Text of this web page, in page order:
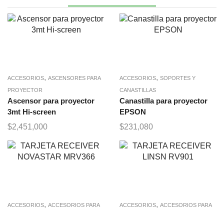
ACCESORIOS, ASCENSORES PARA
PROYECTOR
Ascensor para proyector
3mt Hi-screen
$2,451,000
ACCESORIOS, SOPORTES Y
CANASTILLAS
Canastilla para proyector
EPSON
$231,080
ACCESORIOS, ACCESORIOS PARA
ACCESORIOS, ACCESORIOS PARA